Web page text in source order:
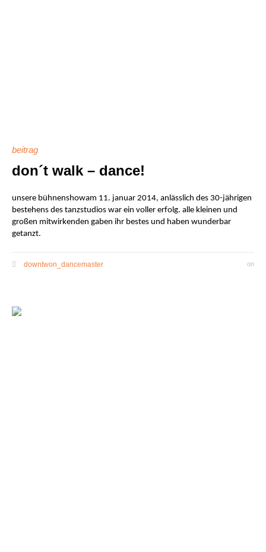
beitrag
don´t walk – dance!
unsere bühnenshowam 11. januar 2014, anlässlich des 30-jährigen
bestehens des tanzstudios war ein voller erfolg. alle kleinen und
großen mitwirkenden gaben ihr bestes und haben wunderbar
getanzt.
on
downtwon_dancemaster